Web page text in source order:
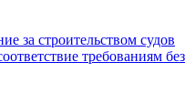
за строительством судов
требованиям